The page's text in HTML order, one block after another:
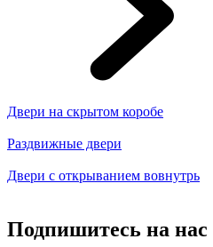
Двери на скрытом коробе
Раздвижные двери
Двери с открыванием вовнутрь
Подпишитесь на нас